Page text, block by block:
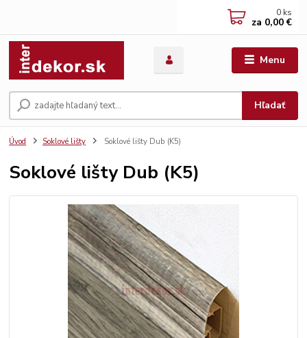
Menu
Hľadať
0 ks
za 0,00 €
Úvod Soklové lišty Soklové lišty Dub (K5)
Soklové lišty Dub (K5)